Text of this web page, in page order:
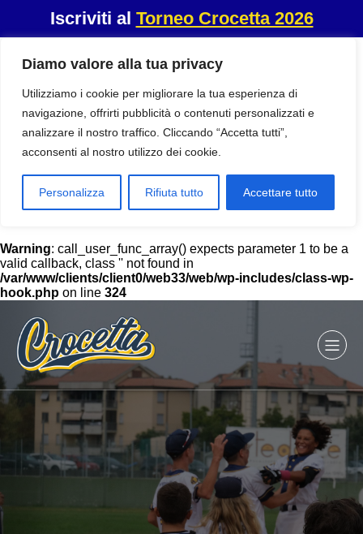
Iscriviti al Torneo Crocetta 2026
Diamo valore alla tua privacy
Utilizziamo i cookie per migliorare la tua esperienza di
navigazione, offrirti pubblicità o contenuti personalizzati e
analizzare il nostro traffico. Cliccando “Accetta tutti”,
acconsenti al nostro utilizzo dei cookie.
Personalizza Rifiuta tutto Accettare tutto
Warning: call_user_func_array() expects parameter 1 to be a
valid callback, class '' not found in
/var/www/clients/client0/web33/web/wp-includes/class-wp-
hook.php on line 324